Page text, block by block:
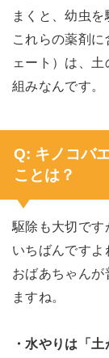
まくと、幼虫を
これらの薬剤
ェート）は、
組みなんです。
Q: キノコバ
ことは？
駆除も大切です
いちばんですよ
おばあちゃん
ますね。
・水やりは「